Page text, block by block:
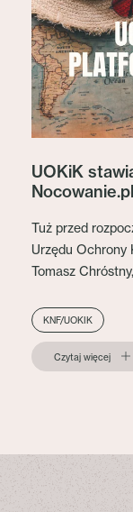
UOKiK
Nocowanie.pl
Tuż przed
Urzędu Ochrony
Tomasz
KNF/UOKIK
Czytaj więcej